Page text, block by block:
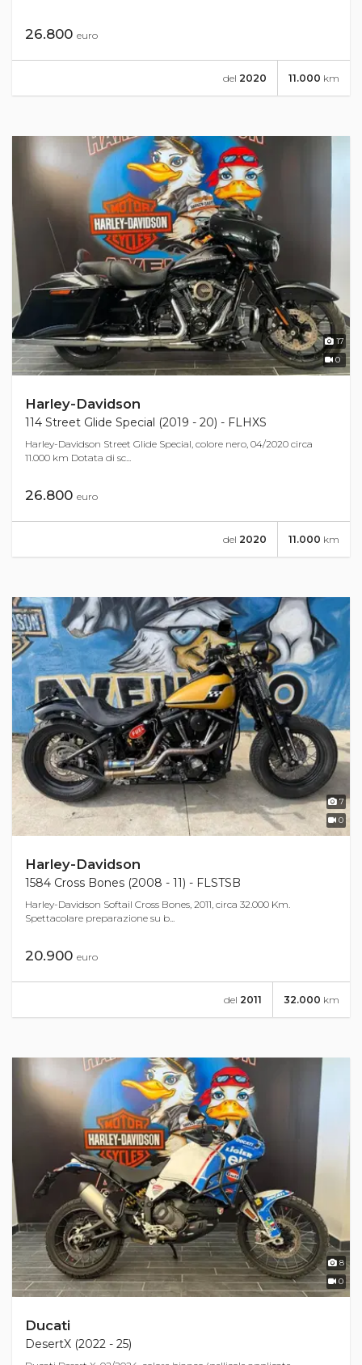
26.800 euro
11.000 km
del 2020
17
0
Harley-Davidson
114 Street Glide Special (2019 - 20) - FLHXS
Harley-Davidson Street Glide Special, colore nero, 04/2020 circa
11.000 km Dotata di sc...
26.800 euro
11.000 km
del 2020
7
0
Harley-Davidson
1584 Cross Bones (2008 - 11) - FLSTSB
Harley-Davidson Softail Cross Bones, 2011, circa 32.000 Km.
Spettacolare preparazione su b...
20.900 euro
32.000 km
del 2011
8
0
Ducati
DesertX (2022 - 25)